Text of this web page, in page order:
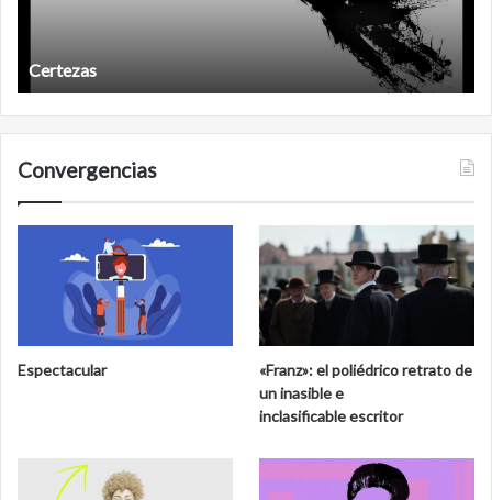
Convergencias
Espectacular
«Franz»: el poliédrico retrato de
un inasible e
inclasificable escritor